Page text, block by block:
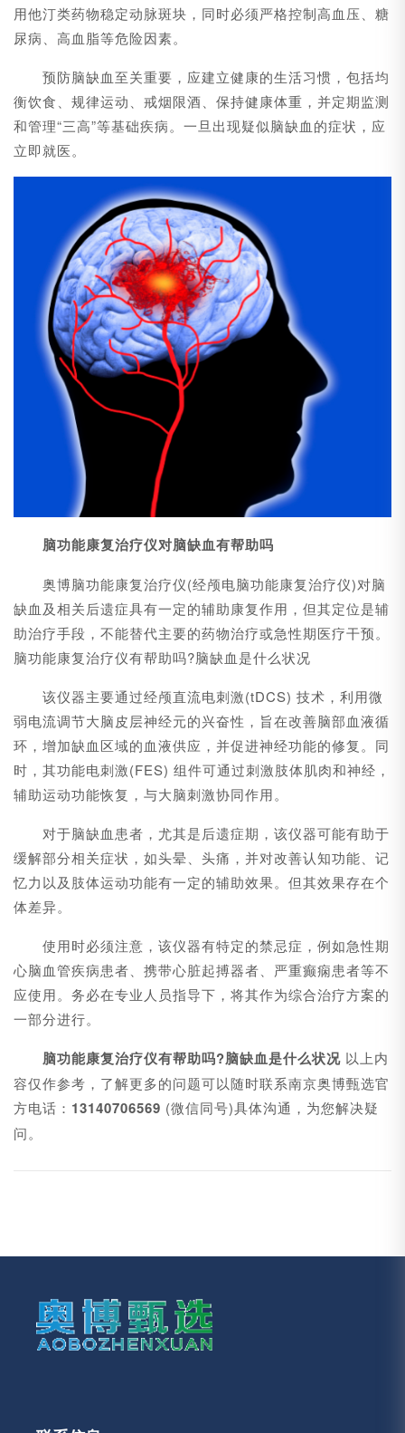
用他汀类药物稳定动脉斑块，同时必须严格控制高血压、糖
尿病、高血脂等危险因素。
预防脑缺血至关重要，应建立健康的生活习惯，包括均
衡饮食、规律运动、戒烟限酒、保持健康体重，并定期监测
和管理“三高”等基础疾病。一旦出现疑似脑缺血的症状，应
立即就医。
脑功能康复治疗仪对脑缺血有帮助吗
奥博脑功能康复治疗仪(经颅电脑功能康复治疗仪)对脑
缺血及相关后遗症具有一定的辅助康复作用，但其定位是辅
助治疗手段，不能替代主要的药物治疗或急性期医疗干预。
脑功能康复治疗仪有帮助吗?脑缺血是什么状况
该仪器主要通过经颅直流电刺激(tDCS)​ 技术，利用微
弱电流调节大脑皮层神经元的兴奋性，旨在改善脑部血液循
环，增加缺血区域的血液供应，并促进神经功能的修复。同
时，其功能电刺激(FES)​ 组件可通过刺激肢体肌肉和神经，
辅助运动功能恢复，与大脑刺激协同作用。
对于脑缺血患者，尤其是后遗症期，该仪器可能有助于
缓解部分相关症状，如头晕、头痛，并对改善认知功能、记
忆力以及肢体运动功能有一定的辅助效果。但其效果存在个
体差异。
使用时必须注意，该仪器有特定的禁忌症，例如急性期
心脑血管疾病患者、携带心脏起搏器者、严重癫痫患者等不
应使用。务必在专业人员指导下，将其作为综合治疗方案的
一部分进行。
脑功能康复治疗仪有帮助吗?脑缺血是什么状况 以上内
容仅作参考，了解更多的问题可以随时联系南京奥博甄选官
方电话： 13140706569 (微信同号)具体沟通，为您解决疑
问。